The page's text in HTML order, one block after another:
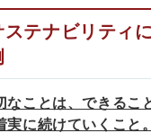
ステナビリティ
なことは、できるこ
実に続けていくこと